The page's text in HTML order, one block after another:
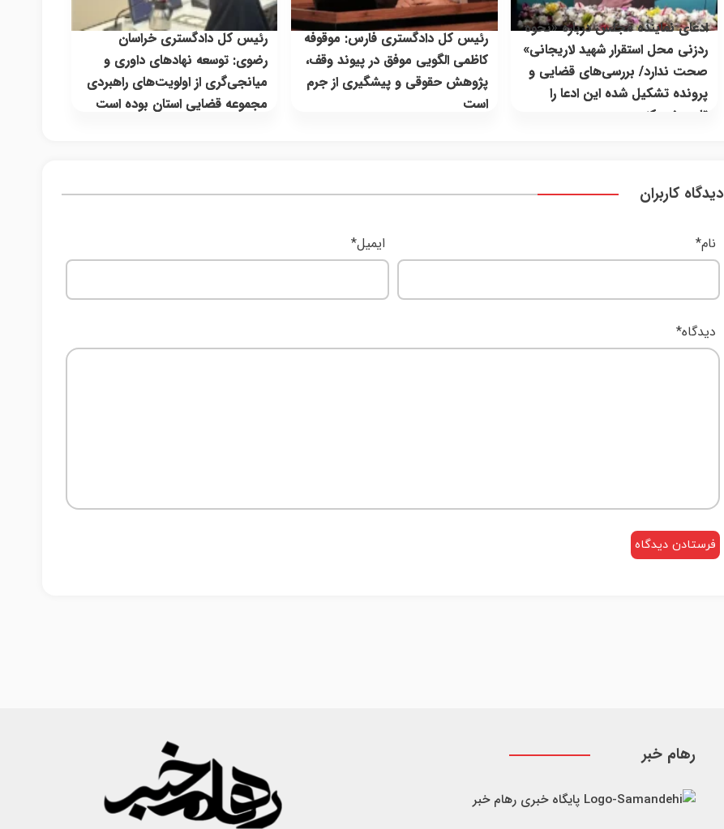
ادعای نماینده مجلس درباره «نحوه
ردزنی محل استقرار شهید لاریجانی»
صحت ندارد/ بررسی‌های قضایی و
پرونده تشکیل شده این ادعا را
تایید نمی‌کند
رئیس کل دادگستری فارس: موقوفه
کاظمی الگویی موفق در پیوند وقف،
پژوهش حقوقی و پیشگیری از جرم
است
رئیس کل دادگستری خراسان
رضوی: توسعه نهاد‌های داوری و
میانجی‌گری از اولویت‌های راهبردی
مجموعه قضایی استان بوده است
دیدگاه کاربران
دیدگاه*
نام* ایمیل*
رهام خبر
پایگاه خبری رهام خبر